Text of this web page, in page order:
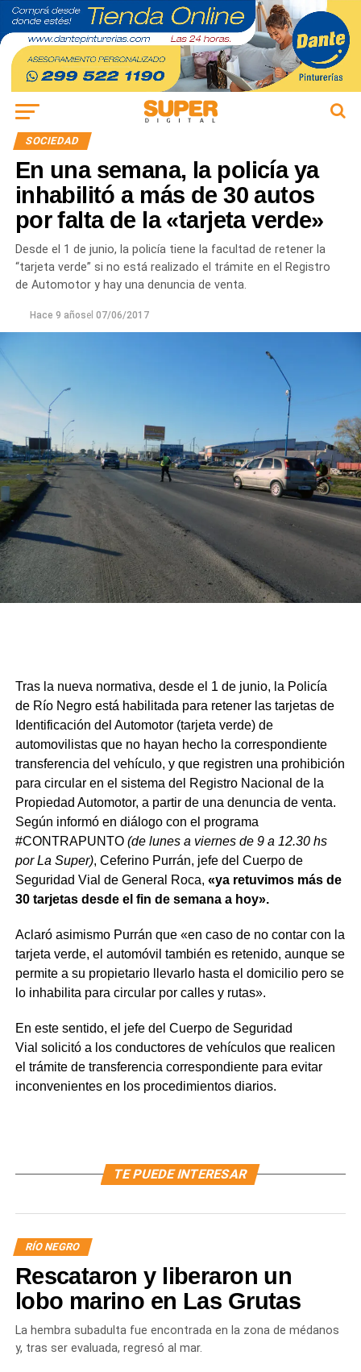
SOCIEDAD
En una semana, la policía ya
inhabilitó a más de 30 autos
por falta de la «tarjeta verde»
Desde el 1 de junio, la policía tiene la facultad de retener la
“tarjeta verde” si no está realizado el trámite en el Registro
de Automotor y hay una denuncia de venta.
Hace 9 añosel 07/06/2017
Tras la nueva normativa, desde el 1 de junio, la Policía
de Río Negro está habilitada para retener las tarjetas de
Identificación del Automotor (tarjeta verde) de
automovilistas que no hayan hecho la correspondiente
transferencia del vehículo, y que registren una prohibición
para circular en el sistema del Registro Nacional de la
Propiedad Automotor, a partir de una denuncia de venta.
Según informó en diálogo con el programa
#CONTRAPUNTO (de lunes a viernes de 9 a 12.30 hs
por La Super), Ceferino Purrán, jefe del Cuerpo de
Seguridad Vial de General Roca, «ya retuvimos más de
30 tarjetas desde el fin de semana a hoy».
Aclaró asimismo Purrán que «en caso de no contar con la
tarjeta verde, el automóvil también es retenido, aunque se
permite a su propietario llevarlo hasta el domicilio pero se
lo inhabilita para circular por calles y rutas».
En este sentido, el jefe del Cuerpo de Seguridad
Vial solicitó a los conductores de vehículos que realicen
el trámite de transferencia correspondiente para evitar
inconvenientes en los procedimientos diarios.
TE PUEDE INTERESAR
RÍO NEGRO
Rescataron y liberaron un
lobo marino en Las Grutas
La hembra subadulta fue encontrada en la zona de médanos
y, tras ser evaluada, regresó al mar.